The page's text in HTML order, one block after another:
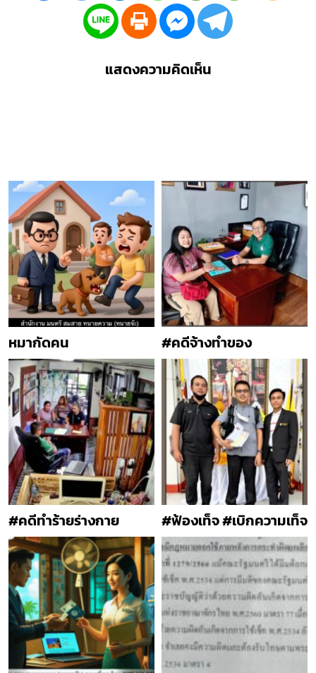
แสดงความคิดเห็น
หมากัดคน #คดีจ้างทำของ
#คดีทำร้ายร่างกาย #ฟ้องเท็จ #เบิกความเท็จ